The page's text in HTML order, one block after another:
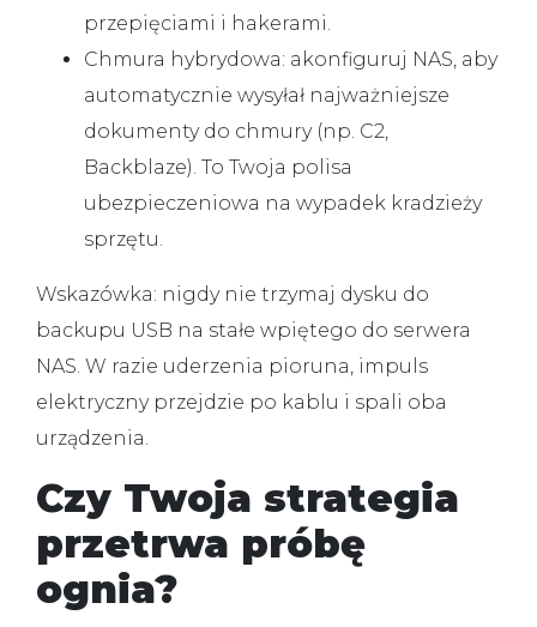
przepięciami i hakerami.
Chmura hybrydowa: akonfiguruj NAS, aby
automatycznie wysyłał najważniejsze
dokumenty do chmury (np. C2,
Backblaze). To Twoja polisa
ubezpieczeniowa na wypadek kradzieży
sprzętu.
Wskazówka: nigdy nie trzymaj dysku do
backupu USB na stałe wpiętego do serwera
NAS. W razie uderzenia pioruna, impuls
elektryczny przejdzie po kablu i spali oba
urządzenia.
Czy Twoja strategia
przetrwa próbę
ognia?